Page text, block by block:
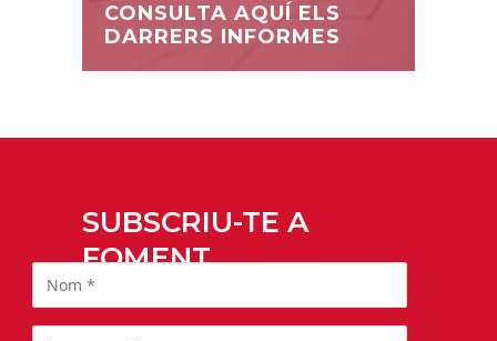
CONSULTA AQUÍ ELS
DARRERS INFORMES
SUBSCRIU-TE A
FOMENT